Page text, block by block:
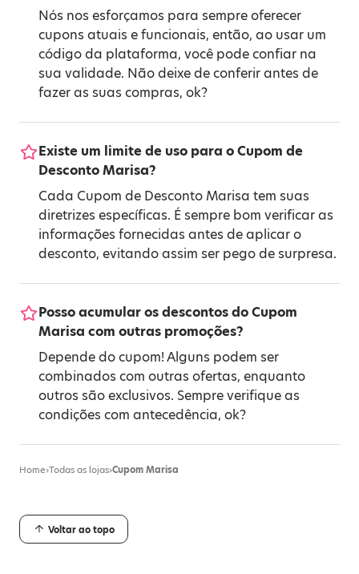
Nós nos esforçamos para sempre oferecer
cupons atuais e funcionais, então, ao usar um
código da plataforma, você pode confiar na
sua validade. Não deixe de conferir antes de
fazer as suas compras, ok?
Existe um limite de uso para o Cupom de
Desconto Marisa?
Cada Cupom de Desconto Marisa tem suas
diretrizes específicas. É sempre bom verificar as
informações fornecidas antes de aplicar o
desconto, evitando assim ser pego de surpresa.
Posso acumular os descontos do Cupom
Marisa com outras promoções?
Depende do cupom! Alguns podem ser
combinados com outras ofertas, enquanto
outros são exclusivos. Sempre verifique as
condições com antecedência, ok?
Home›Todas as lojas›Cupom Marisa
Voltar ao topo